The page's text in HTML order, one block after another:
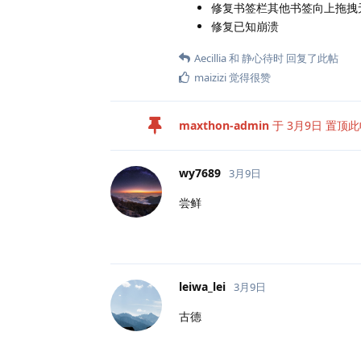
修复书签栏其他书签向上拖拽
修复已知崩溃
Aecillia和 静心待时 回复了此帖
maizizi觉得很赞
maxthon-admin 于 3月9日 置顶
wy7689 3月9日
尝鲜
leiwa_lei 3月9日
古德